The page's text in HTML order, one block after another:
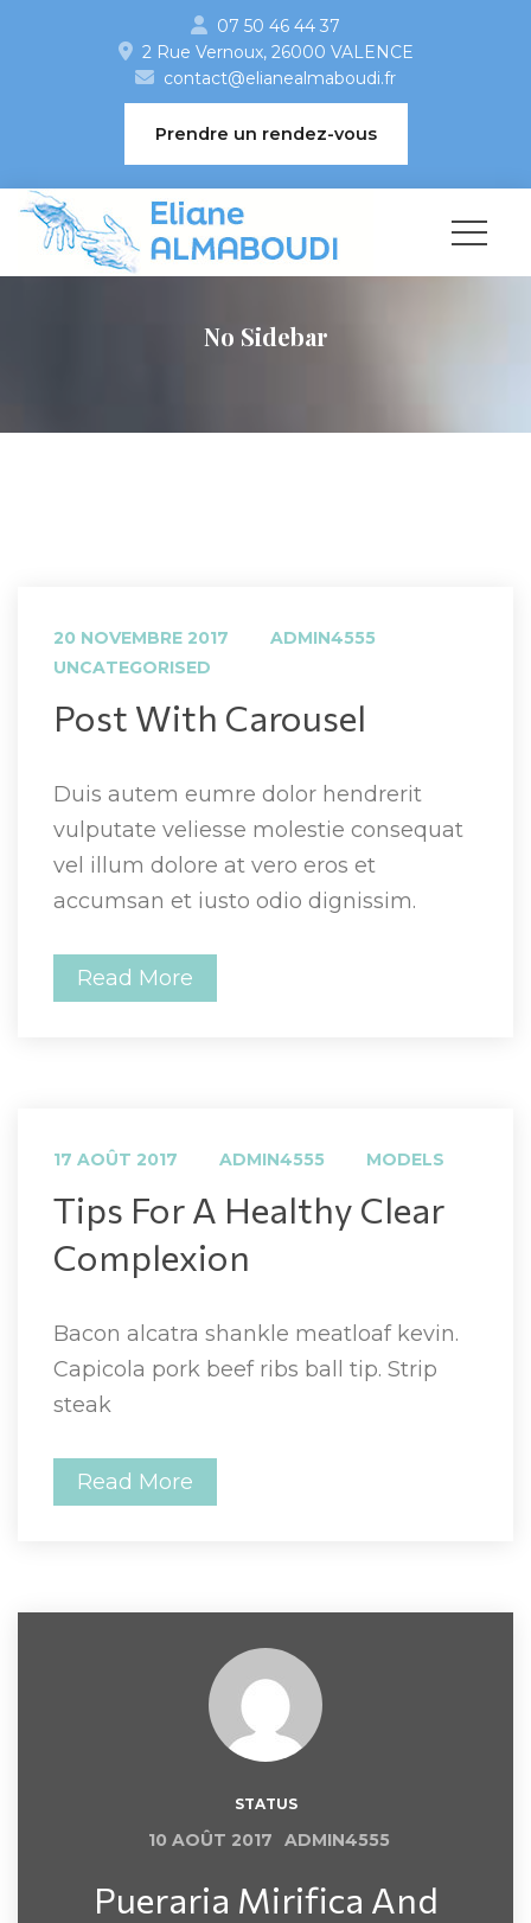
07 50 46 44 37
2 Rue Vernoux, 26000 VALENCE
contact@elianealmaboudi.fr
Prendre un rendez-vou
No Sidebar
20 NOVEMBRE 2017
ADMIN4555
UNCATEGORISED
Post With Carousel
Duis autem eumre dolor hendrerit
vulputate veliesse molestie consequat
vel illum dolore at vero eros et
accumsan et iusto odio dignissim.
Read More
17 AOÛT 2017 ADMIN4555 MODELS
Tips For A Healthy Clear
Complexion
Bacon alcatra shankle meatloaf kevin.
Capicola pork beef ribs ball tip. Strip
teak
Read More
STATUS
10 AOÛT 2017 ADMIN4555
Pueraria Mirifica And